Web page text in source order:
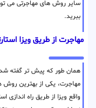
سایر روش های مهاجرتی می
ببرید.
مهاجرت از طریق ویزا
همان طور که پیش تر گفته شد
مهاجرت، یکی از بهترین روش
واقع ویزا از طریق راه اندازی